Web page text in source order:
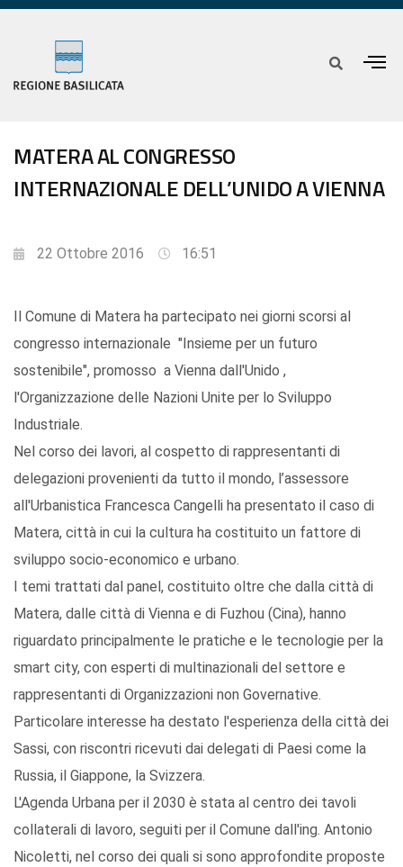
MATERA AL CONGRESSO
INTERNAZIONALE DELL’UNIDO A VIENNA
22 Ottobre 2016 16:51
Il Comune di Matera ha partecipato nei giorni scorsi al
congresso internazionale "Insieme per un futuro
sostenibile", promosso a Vienna dall'Unido ,
l'Organizzazione delle Nazioni Unite per lo Sviluppo
Industriale.
Nel corso dei lavori, al cospetto di rappresentanti di
delegazioni provenienti da tutto il mondo, l’assessore
all'Urbanistica Francesca Cangelli ha presentato il caso di
Matera, città in cui la cultura ha costituito un fattore di
sviluppo socio-economico e urbano.
I temi trattati dal panel, costituito oltre che dalla città di
Matera, dalle città di Vienna e di Fuzhou (Cina), hanno
riguardato principalmente le pratiche e le tecnologie per la
smart city, con esperti di multinazionali del settore e
rappresentanti di Organizzazioni non Governative.
Particolare interesse ha destato l'esperienza della città dei
Sassi, con riscontri ricevuti dai delegati di Paesi come la
Russia, il Giappone, la Svizzera.
L'Agenda Urbana per il 2030 è stata al centro dei tavoli
collaterali di lavoro, seguiti per il Comune dall'ing. Antonio
Nicoletti, nel corso dei quali si sono approfondite proposte